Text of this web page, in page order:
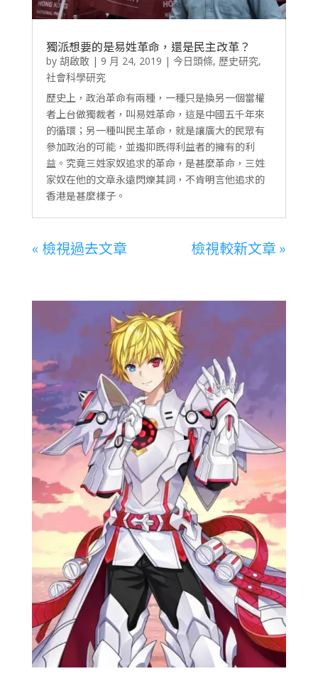
獨派想要的是易姓革命，還是民主改革？
by 胡啟敢| 9 月 24, 2019 | 今日頭條, 歷史研究,
社會科學研究
歷史上，政治革命有兩種，一種只是換另一個當權
者上台做獨裁者，叫易姓革命，這是中國五千年來
的循環；另一種叫民主革命，就是讓廣大的民眾有
參加政治的可能，並遏抑既得利益者的擁有的利
益。究竟三姓家奴追求的革命，是甚麼革命，三姓
家奴在他的文章永遠閃爍其詞，不肯明言他追求的
香港是甚麼樣子。
« 檢視過去文章 檢視較新文章 »